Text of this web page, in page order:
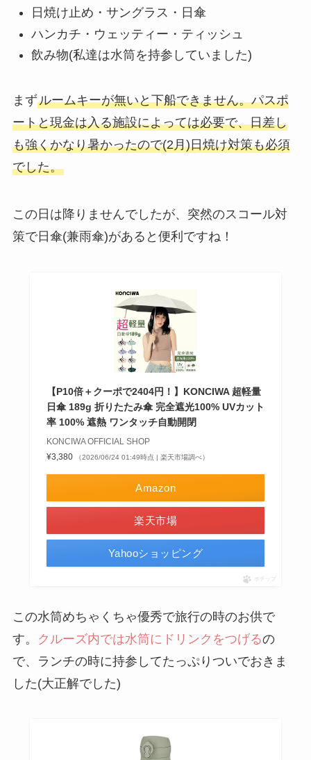
日焼け止め・サングラス・日傘
ハンカチ・ウェッティー・ティッシュ
飲み物(私達は水筒を持参していました)
まずルームキーが無いと下船できません。パスポ
ートと現金は入る施設によっては必要で、日差し
も強くかなり暑かったので(2月)日焼け対策も必須
でした。
この日は降りませんでしたが、突然のスコール対
策で日傘(兼雨傘)があると便利ですね！
【P10倍＋クーポで2404円！】KONCIWA 超軽量
日傘 189g 折りたたみ傘 完全遮光100% UVカット
率 100% 遮熱 ワンタッチ自動開閉
KONCIWA OFFICIAL SHOP
¥3,380
（2026/06/24 01:49時点 | 楽天市場調べ）
Amazon
楽天市場
Yahooショッピング
ポチップ
この水筒めちゃくちゃ優秀で旅行の時のお供で
す。
クルーズ内では水筒にドリンクをつげるの
で、ランチの時に持参してたっぷりついでおきま
した(大正解でした)